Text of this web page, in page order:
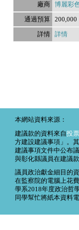
博麗彩
200,000
詳情
本網站資料來源：
建議款的資料來自投
方建設建議事項」。
建議事項文件中公布
與彰化縣議員在建議款
議員政治獻金細目的
在監察院的電腦上花
學系2018年度政治哲
同學幫忙將紙本資料電